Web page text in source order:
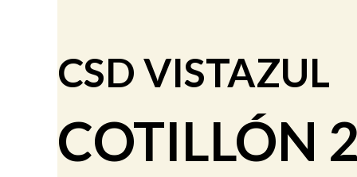
CSD VISTAZUL
COTILLÓN